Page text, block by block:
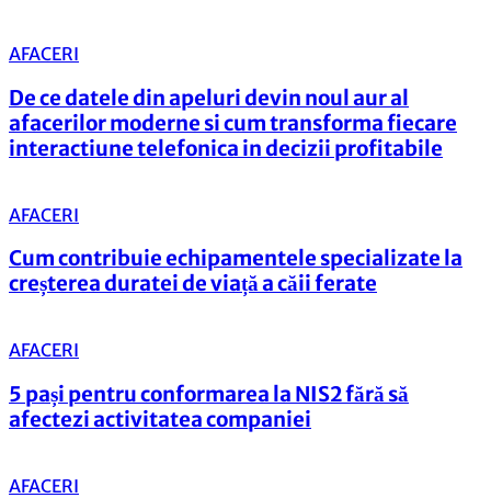
AFACERI
De ce datele din apeluri devin noul aur al
afacerilor moderne si cum transforma fiecare
interactiune telefonica in decizii profitabile
AFACERI
Cum contribuie echipamentele specializate la
creșterea duratei de viață a căii ferate
AFACERI
5 pași pentru conformarea la NIS2 fără să
afectezi activitatea companiei
AFACERI